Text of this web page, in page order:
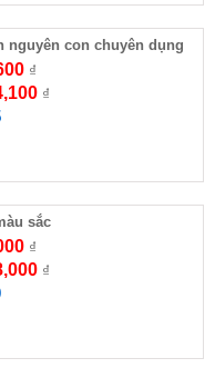
nguyên con chuyên dụng
₫
₫
sắc
₫
₫